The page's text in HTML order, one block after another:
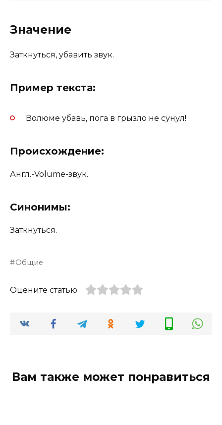
Значение
Заткнуться, убавить звук.
Пример текста:
Волюме убавь, пога в грызло не сунул!
Происхождение:
Англ.-Volume-звук.
Синонимы:
Заткнуться.
Общие
Оцените статью
Вам также может понравиться